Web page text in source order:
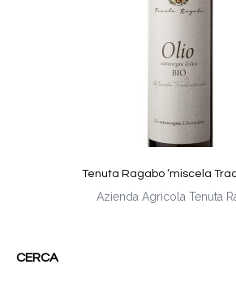
Tenuta Ragabo ‘miscela
Azienda Agricola Tenuta
CERCA